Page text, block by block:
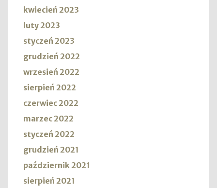
kwiecień 2023
luty 2023
styczeń 2023
grudzień 2022
wrzesień 2022
sierpień 2022
czerwiec 2022
marzec 2022
styczeń 2022
grudzień 2021
październik 2021
sierpień 2021